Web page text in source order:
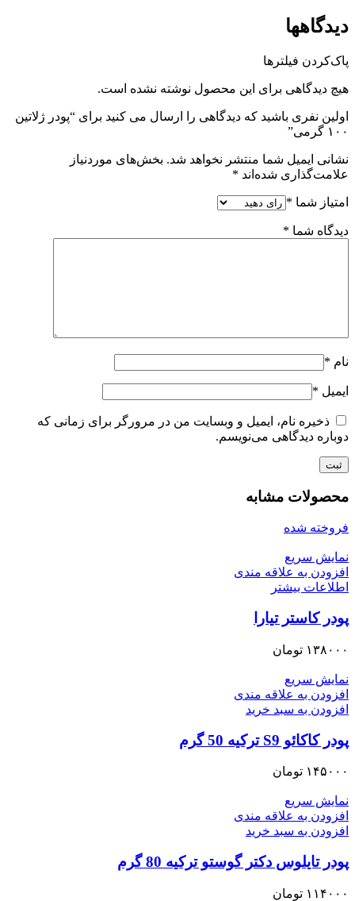
دیدگاهها
پاک‌کردن فیلترها
هیچ دیدگاهی برای این محصول نوشته نشده است.
اولین نفری باشید که دیدگاهی را ارسال می کنید برای “پودر ژلاتین
۱۰۰ گرمی”
نشانی ایمیل شما منتشر نخواهد شد. بخش‌های موردنیاز
علامت‌گذاری شده‌اند *
امتیاز شما *
دیدگاه شما *
نام *
ایمیل *
ذخیره نام، ایمیل و وبسایت من در مرورگر برای زمانی که
دوباره دیدگاهی می‌نویسم.
محصولات مشابه
فروخته شده
نمایش سریع
افزودن به علاقه مندی
اطلاعات بیشتر
پودر کاستر تیارا
۱۳۸۰۰۰ تومان
نمایش سریع
افزودن به علاقه مندی
افزودن به سبد خرید
پودر کاکائو S9 ترکیه 50 گرم
۱۴۵۰۰۰ تومان
نمایش سریع
افزودن به علاقه مندی
افزودن به سبد خرید
پودر تایلوس دکتر گوستو ترکیه 80 گرم
۱۱۴۰۰۰ تومان